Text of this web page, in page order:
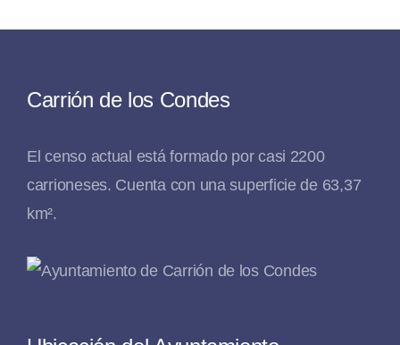
Carrión de los Condes
El censo actual está formado por casi 2200
carrioneses. Cuenta con una superficie de 63,37
km².